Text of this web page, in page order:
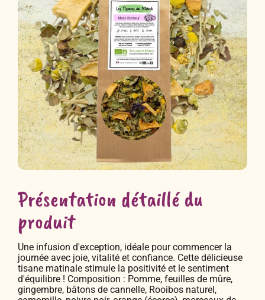
Présentation détaillé du
produit
Une infusion d'exception, idéale pour commencer la
journée avec joie, vitalité et confiance. Cette délicieuse
tisane matinale stimule la positivité et le sentiment
d'équilibre ! Composition : Pomme, feuilles de mûre,
gingembre, bâtons de cannelle, Rooibos naturel,